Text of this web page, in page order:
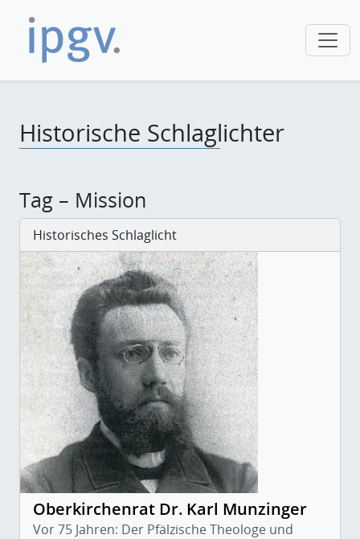
Historische Schlaglichter
Tag – Mission
Historisches Schlaglicht
Oberkirchenrat Dr. Karl Munzinger
Vor 75 Jahren: Der Pfälzische Theologe und